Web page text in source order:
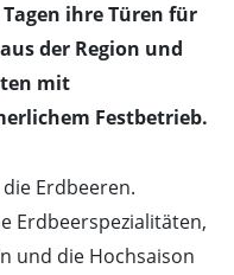
ihre Türen für
der Region und
mit
Festbetrieb.
Erdbeeren.
Erdbeerspezialitäten,
und die Hochsaison